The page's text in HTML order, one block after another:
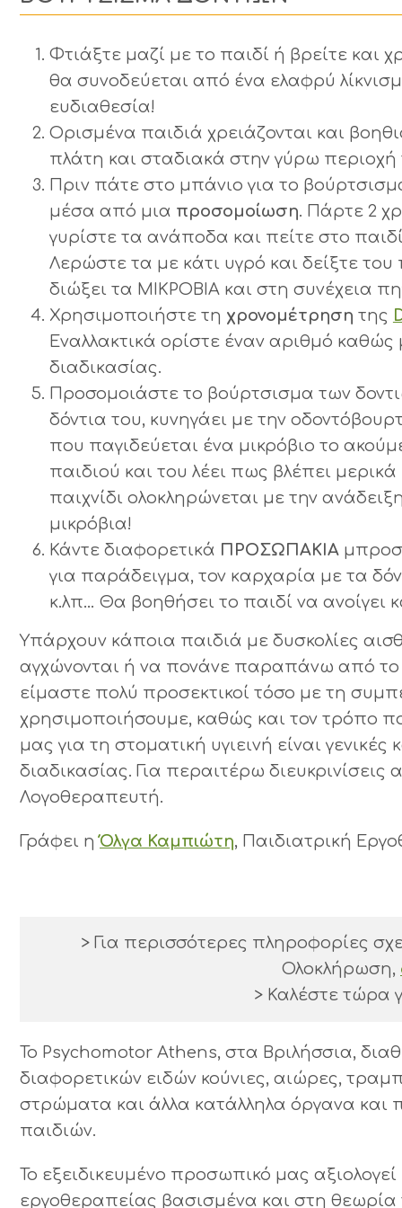
Φτιάξτε μαζί με το παιδί ή βρείτε και
θα συνοδεύεται από ένα ελαφρύ
ευδιαθεσία!
Ορισμένα παιδιά χρειάζονται και
πλάτη και σταδιακά στην γύρω
Πριν πάτε στο μπάνιο για το
μέσα από μια προσομοίωση. Πάρτε 2
γυρίστε τα ανάποδα και πείτε στο
Λερώστε τα με κάτι υγρό και δείξτε
διώξει τα ΜΙΚΡΟΒΙΑ και στη συνέχεια
Χρησιμοποιήστε τη χρονομέτρηση της
Εναλλακτικά ορίστε έναν αριθμό
διαδικασίας.
Προσομοιάστε το βούρτσισμα των
δόντια του, κυνηγάει με την
που παγιδεύεται ένα μικρόβιο το
παιδιού και του λέει πως βλέπει
παιχνίδι ολοκληρώνεται με την
μικρόβια!
Κάντε διαφορετικά ΠΡΟΣΩΠΑΚΙΑ
για παράδειγμα, τον καρχαρία με τα
κ.λπ… Θα βοηθήσει το παιδί να ανοίγει
Υπάρχουν κάποια παιδιά με δυσκολίες
αγχώνονται ή να πονάνε παραπάνω από
είμαστε πολύ προσεκτικοί τόσο με τη
χρησιμοποιήσουμε, καθώς και τον τρόπο
μας για τη στοματική υγιεινή είναι
διαδικασίας. Για περαιτέρω
Λογοθεραπευτή.
Γράφει ηΌλγα Καμπιώτη, Παιδιατρική
> Για περισσότερες πληροφορίες
Ολοκλήρωση,
> Καλέστε τώρα
Το Psychomotor Athens, στα Βριλήσσια,
διαφορετικών ειδών κούνιες, αιώρες,
στρώματα και άλλα κατάλληλα όργανα και
παιδιών.
Το εξειδικευμένο προσωπικό μας
εργοθεραπείας βασισμένα και στη θεωρία